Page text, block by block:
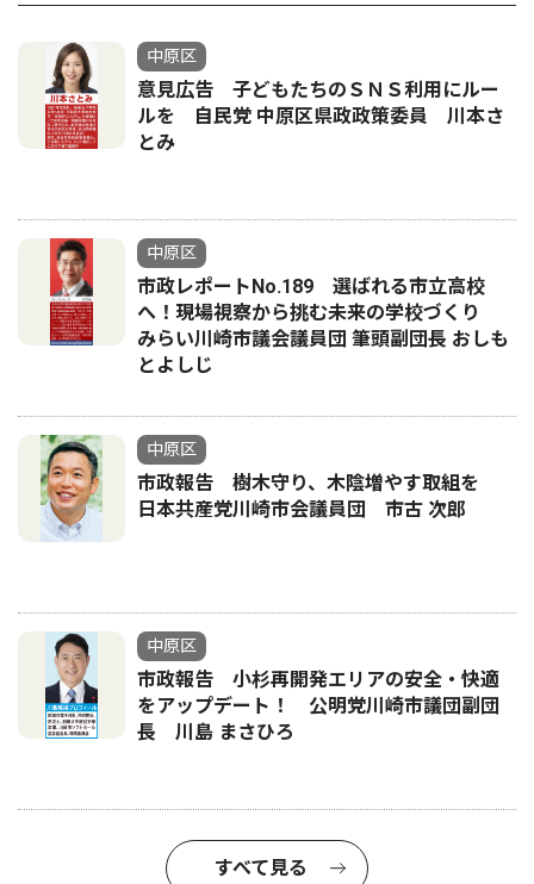
中原区
意見広告 子どもたちのＳＮＳ利用にルー
ルを 自民党 中原区県政政策委員 川本さ
とみ
中原区
市政レポートNo.189 選ばれる市立高校
へ！現場視察から挑む未来の学校づくり
みらい川崎市議会議員団 筆頭副団長 おしも
とよしじ
中原区
市政報告 樹木守り、木陰増やす取組を
日本共産党川崎市会議員団 市古 次郎
中原区
市政報告 小杉再開発エリアの安全・快適
をアップデート！ 公明党川崎市議団副団
長 川島 まさひろ
すべて見る